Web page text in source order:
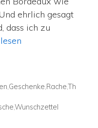
ehrlich gesagt
dass ich zu
,Geschenke,Rache,Th
,Wunschzettel